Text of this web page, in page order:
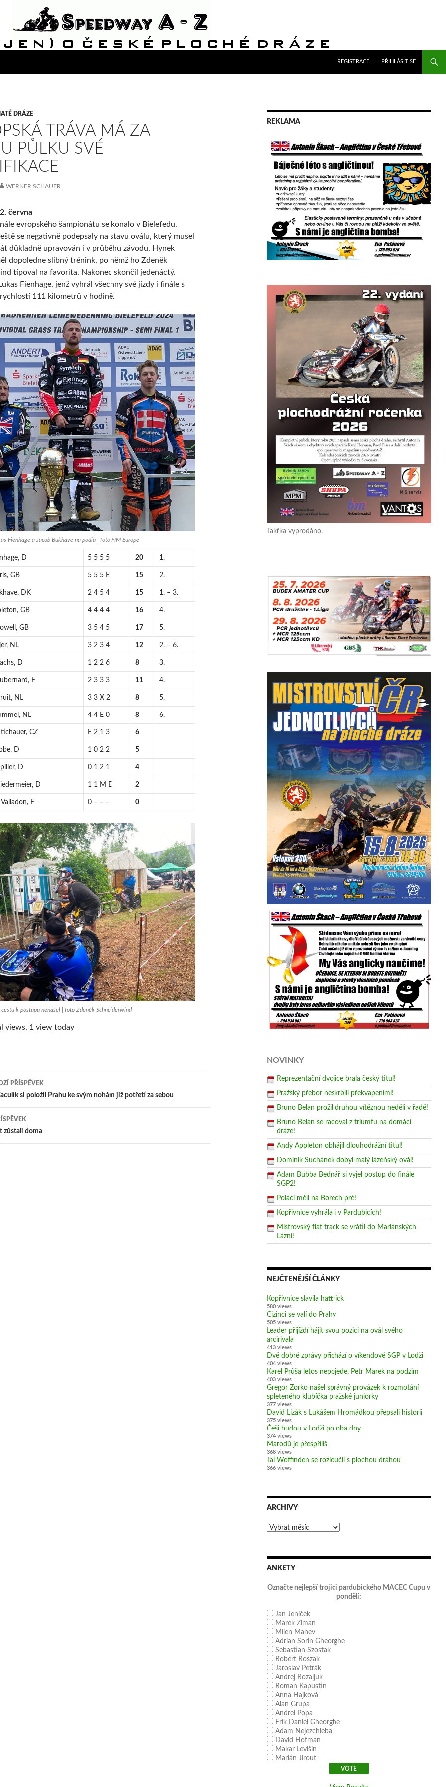
REGISTRACE
PŘIHLÁSIT SE
DRÁZE
TRÁVA MÁ ZA
PŮLKU SVÉ
WERNER SCHAUER
června
evropského šampionátu se konalo v Bielefedu.
se negativně podepsaly na stavu oválu, který musel
důkladně upravován i v průběhu závodu. Hynek
dopoledne slibný trénink, po němž ho Zdeněk
tipoval na favorita. Nakonec skončil jedenáctý.
Fienhage, jenž vyhrál všechny své jízdy i finále s
111 kilometrů v hodině.
Fienhage a Jacob Bukhave na pódiu | foto FIM Europe
D 5 5 5 5 20 1.
GB 5 5 5 E 15 2.
DK 2 4 5 4 15 1. – 3.
GB 4 4 4 4 16 4.
GB 3 5 4 5 17 5.
NL 3 2 3 4 12 2. – 6.
D 1 2 2 6 8 3.
F 2 3 3 3 11 4.
NL 3 3 X 2 8 5.
NL 4 4 E 0 8 6.
CZ E 2 1 3 6
D 1 0 2 2 5
D 0 1 2 1 4
D 1 1 M E 2
F 0 – – – 0
k postupu nenašel | foto Zdeněk Schneiderwind
views, 1 view today
PŘÍSPĚVEK
si položil Prahu ke svým nohám již potřetí za sebou
zůstali doma
REKLAMA
Takřka vyprodáno.
NOVINKY
Reprezentační dvojice brala český titul!
Pražský přebor neskrblil překvapeními!
Bruno Belan prožil druhou vítěznou neděli v řadě!
Bruno Belan se radoval z triumfu na domácí
dráze!
Andy Appleton obhájil dlouhodrážní titul!
Dominik Suchánek dobyl malý lázeňský ovál!
Adam Bubba Bednář si vyjel postup do finále
SGP2!
Poláci měli na Borech pré!
Kopřivnice vyhrála i v Pardubicích!
Mistrovský flat track se vrátil do Mariánských
Lázní!
NEJČTENĚJŠÍ ČLÁNKY
Kopřivnice slavila hattrick
580 views
Cizinci se valí do Prahy
505 views
Leader přijíždí hájit svou pozici na ovál svého
arcirivala
413 views
Dvě dobré zprávy přichází o víkendové SGP v Lodži
404 views
Karel Průša letos nepojede, Petr Marek na podzim
403 views
Gregor Zorko našel správný provázek k rozmotání
spleteného klubíčka pražské juniorky
377 views
David Lizák s Lukášem Hromádkou přepsali historii
375 views
Češi budou v Lodži po oba dny
374 views
Marodů je přespříliš
368 views
Tai Woffinden se rozloučil s plochou dráhou
366 views
ARCHIVY
Archivy
ANKETY
Označte nejlepší trojici pardubického MACEC Cupu v
pondělí:
Jan Jeníček
Marek Ziman
Milen Manev
Adrian Sorin Gheorghe
Sebastian Szostak
Robert Roszak
Jaroslav Petrák
Andrej Rozaljuk
Roman Kapustin
Anna Hajková
Alan Grupa
Andrei Popa
Erik Daniel Gheorghe
Adam Nejezchleba
David Hofman
Makar Levišin
Marián Jirout